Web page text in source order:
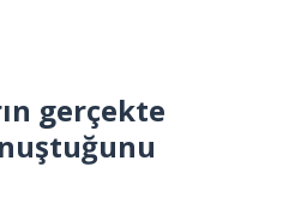
gerçekte